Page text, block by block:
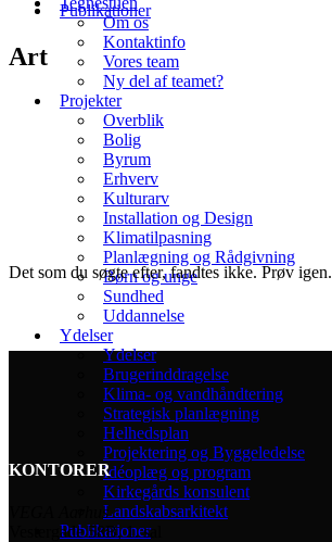
Om os
Kontaktinfo
Vores team
Ny del af teamet?
Projekter
Overblik
Bolig
Byrum
Erhverv
Kulturarv
Installation og Design
Klimatilpasning
Planlægning og Rådgivning
Børn og unge
Sundhed
Uddannelse
Ydelser
Ydelser
Brugerinddragelse
Klima- og vandhåndtering
Strategisk planlægning
Helhedsplan
Projektering og Byggeledelse
Idéoplæg og program
Kirkegårds konsulent
Landskabsarkitekt
Publikationer
Publikationer
Art
Det som du søgte efter, fandtes ikke. Prøv igen.
KONTORER
VEGA Aarhus
Vestergade 58B, 1. sal